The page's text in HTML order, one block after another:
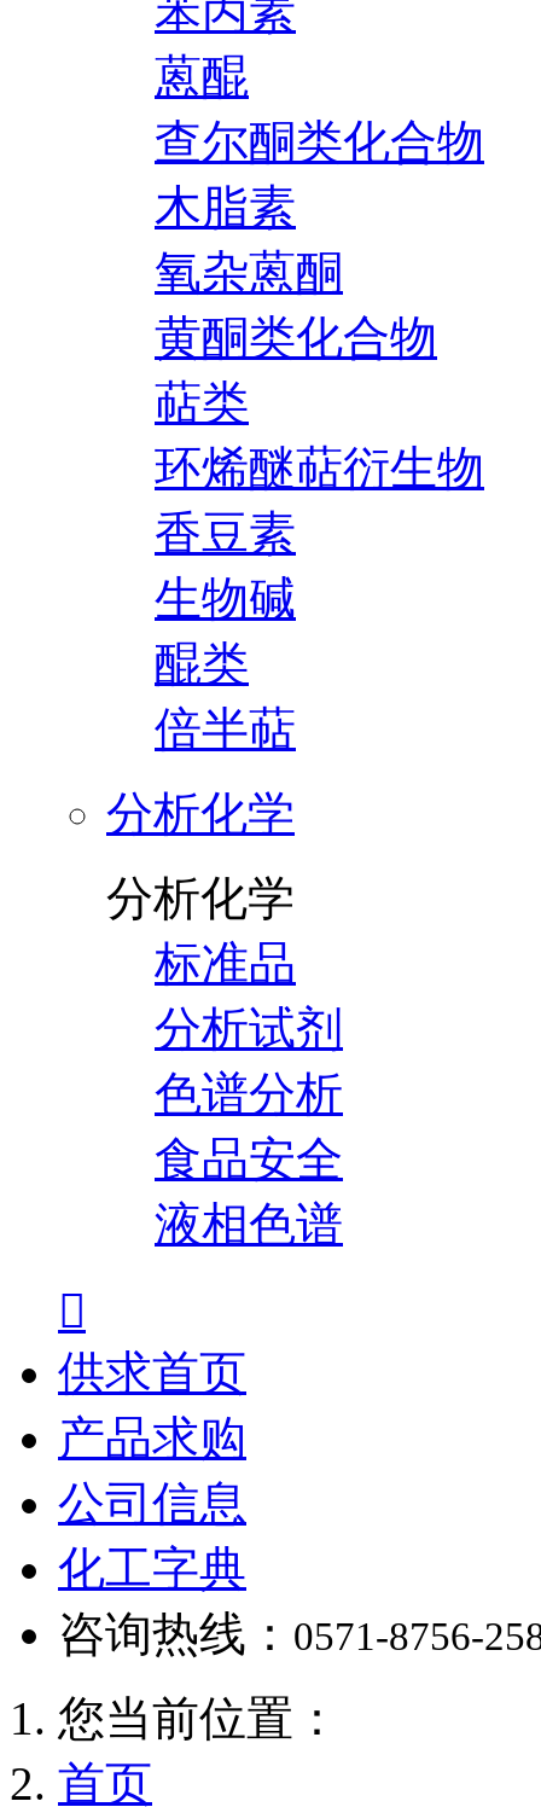
苯丙素
蒽醌
查尔酮类化合物
木脂素
氧杂蒽酮
黄酮类化合物
萜类
环烯醚萜衍生物
香豆素
生物碱
醌类
倍半萜
分析化学
分析化学
标准品
分析试剂
色谱分析
食品安全
液相色谱

供求首页
产品求购
公司信息
化工字典
咨询热线： 0571-8756-
您当前位置：
首页